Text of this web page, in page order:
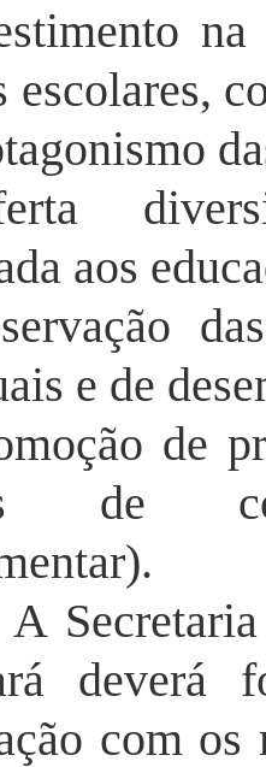
na
escolares,
aos
e de
de
de
deverá
com